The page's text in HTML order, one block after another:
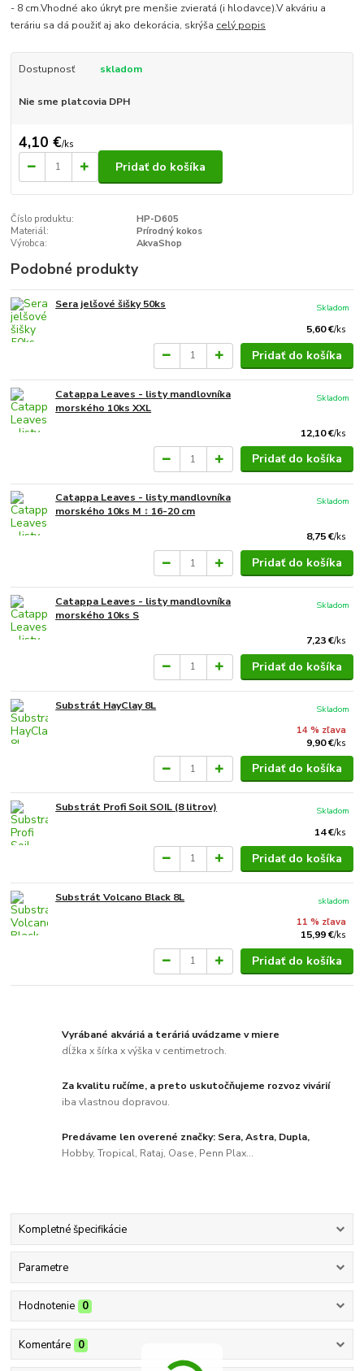
- 8 cm.Vhodné ako úkryt pre menšie zvieratá (i hlodavce).V akváriu a
teráriu sa dá použiť aj ako dekorácia, skrýša celý popis
Dostupnosť skladom
Nie sme platcovia DPH
4,10 €/ks
Pridať do košíka
Číslo produktu:
HP-D605
Materiál:
Prírodný kokos
Výrobca:
AkvaShop
Podobné produkty
Sera jelšové šišky 50ks
5,60 €/ks
Skladom
Pridať do košíka
Catappa Leaves - listy mandlovníka
morského 10ks XXL
12,10 €/ks
Skladom
Pridať do košíka
Catappa Leaves - listy mandlovníka
morského 10ks M ↕ 16-20 cm
8,75 €/ks
Skladom
Pridať do košíka
Catappa Leaves - listy mandlovníka
morského 10ks S
7,23 €/ks
Skladom
Pridať do košíka
Substrát HayClay 8L
14 % zľava
9,90 €/ks
Skladom
Pridať do košíka
Substrát Profi Soil SOIL (8 litrov)
14 €/ks
Skladom
Pridať do košíka
Substrát Volcano Black 8L
11 % zľava
15,99 €/ks
skladom
Pridať do košíka
Vyrábané akváriá a teráriá uvádzame v miere
dĺžka x šírka x výška v centimetroch.
Za kvalitu ručíme, a preto uskutočňujeme rozvoz vivárií
iba vlastnou dopravou.
Predávame len overené značky: Sera, Astra, Dupla,
Hobby, Tropical, Rataj, Oase, Penn Plax...
Kompletné špecifikácie
Parametre
Hodnotenie 0
Komentáre 0